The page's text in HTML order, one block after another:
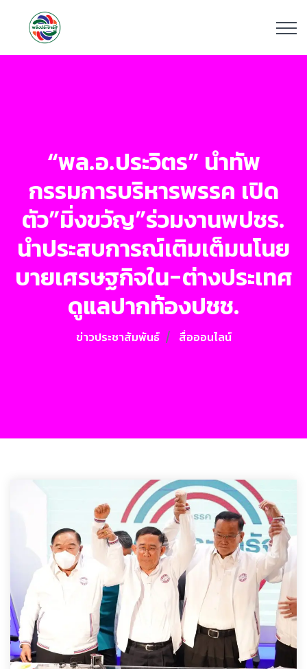
“พล.อ.ประวิตร” นำทัพ
กรรมการบริหารพรรค เปิด
ตัว”มิ่งขวัญ”ร่วมงานพปชร.
นำประสบการณ์เติมเต็มนโนย
บายเศรษฐกิจใน-ต่างประเทศ
ดูแลปากท้องปชช.
ข่าวประชาสัมพันธ์ สื่อออนไลน์